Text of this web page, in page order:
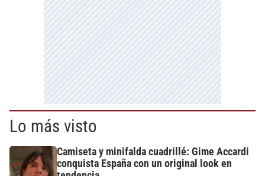
Lo más visto
Camiseta y minifalda cuadrillé: Gime Accardi
conquista España con un original look en